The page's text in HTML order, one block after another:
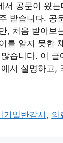
서 공문이 왔
받습니다. 공
, 처음 받아보
를 알지 못한
습니다. 이 글
서 설명하고,
기일반감시 , 의